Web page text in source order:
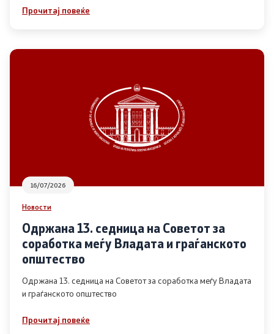
Извештаи
Список на ОЈИ
Контакт
Контакт
Прочитај повеќе
16/07/2026
Новости
Одржана 13. седница на Советот за
соработка меѓу Владата и граѓанското
општество
Одржана 13. седница на Советот за соработка меѓу Владата
и граѓанското општество
Прочитај повеќе